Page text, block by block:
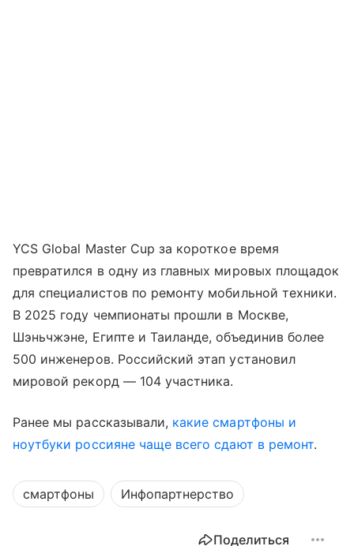
YCS Global Master Cup за короткое время
превратился в одну из главных мировых площадок
для специалистов по ремонту мобильной техники.
В 2025 году чемпионаты прошли в Москве,
Шэньчжэне, Египте и Таиланде, объединив более
500 инженеров. Российский этап установил
мировой рекорд — 104 участника.
Ранее мы рассказывали, какие смартфоны и
ноутбуки россияне чаще всего сдают в ремонт.
смартфоны Инфопартнерство
Поделиться